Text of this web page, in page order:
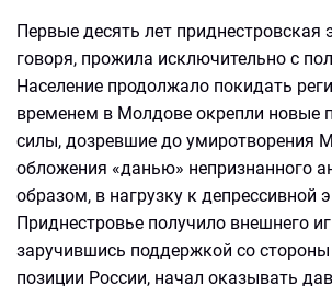
Первые десять лет приднестровская
говоря, прожила исключительно с
Население продолжало покидать
временем в Молдове окрепли новые
силы, дозревшие до умиротворения
обложения «данью» непризнанного
образом, в нагрузку к депрессивной
Приднестровье получило внешнего
заручившись поддержкой со
позиции России, начал оказывать